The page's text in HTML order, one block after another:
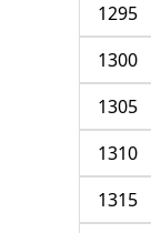
1295
1300
1305
1310
1315